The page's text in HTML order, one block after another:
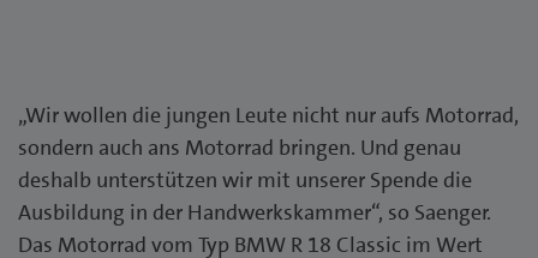
„Wir wollen die jungen Leute nicht nur aufs Motorrad,
sondern auch ans Motorrad bringen. Und genau
deshalb unterstützen wir mit unserer Spende die
Ausbildung in der Handwerkskammer“, so Saenger.
Das Motorrad vom Typ BMW R 18 Classic im Wert